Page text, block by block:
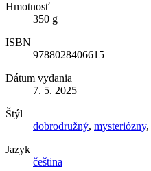
Hmotnosť
350 g
ISBN
9788028406615
Dátum vydania
7. 5. 2025
Štýl
dobrodružný, mysteriózny,
Jazyk
čeština